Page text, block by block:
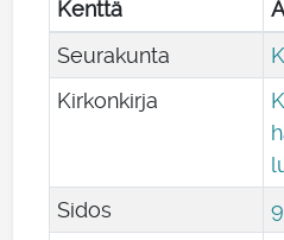
Kenttä
Seurakunta
Kirkonkirja
Sidos